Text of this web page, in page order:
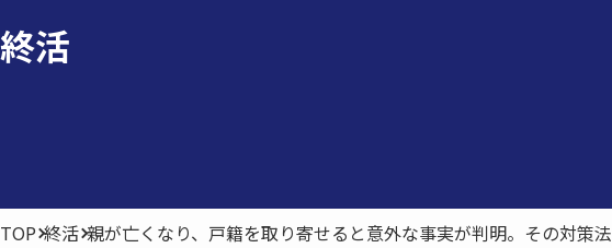
終活
TOP 終活 親が亡くなり、戸籍を取り寄せると意外な事実が判明。その対策法